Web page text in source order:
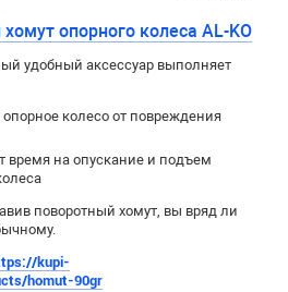
опорного колеса AL-KO
удобный аксессуар выполняет
колесо от повреждения
время на опускание и подъем
поворотный хомут, вы вряд ли
kupi-
homut-90gr